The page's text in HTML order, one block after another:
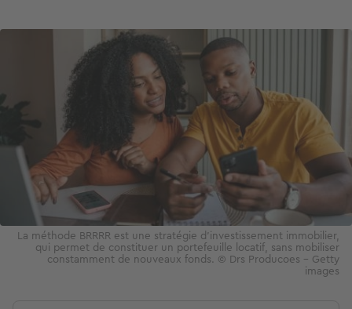
Image
La méthode BRRRR est une stratégie d'investissement immobilier,
qui permet de constituer un portefeuille locatif, sans mobiliser
constamment de nouveaux fonds. © Drs Producoes – Getty
images